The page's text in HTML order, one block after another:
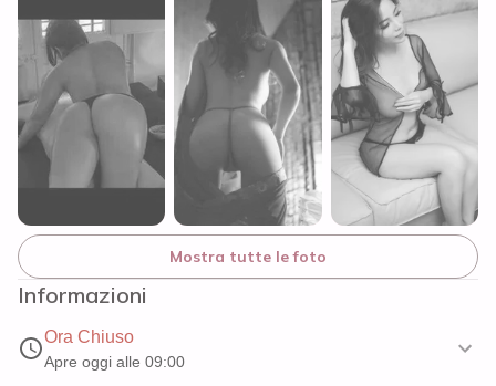
Mostra tutte le foto
Informazioni
Ora Chiuso
Apre oggi alle 09:00